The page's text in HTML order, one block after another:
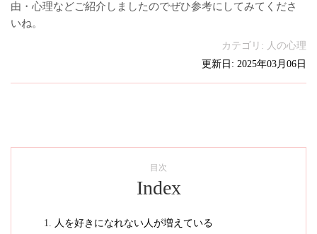
由・心理などご紹介しましたのでぜひ参考にしてみてくださ
いね。
カテゴリ: 人の心理
更新日: 2025年03月06日
目次
Index
人を好きになれない人が増えている